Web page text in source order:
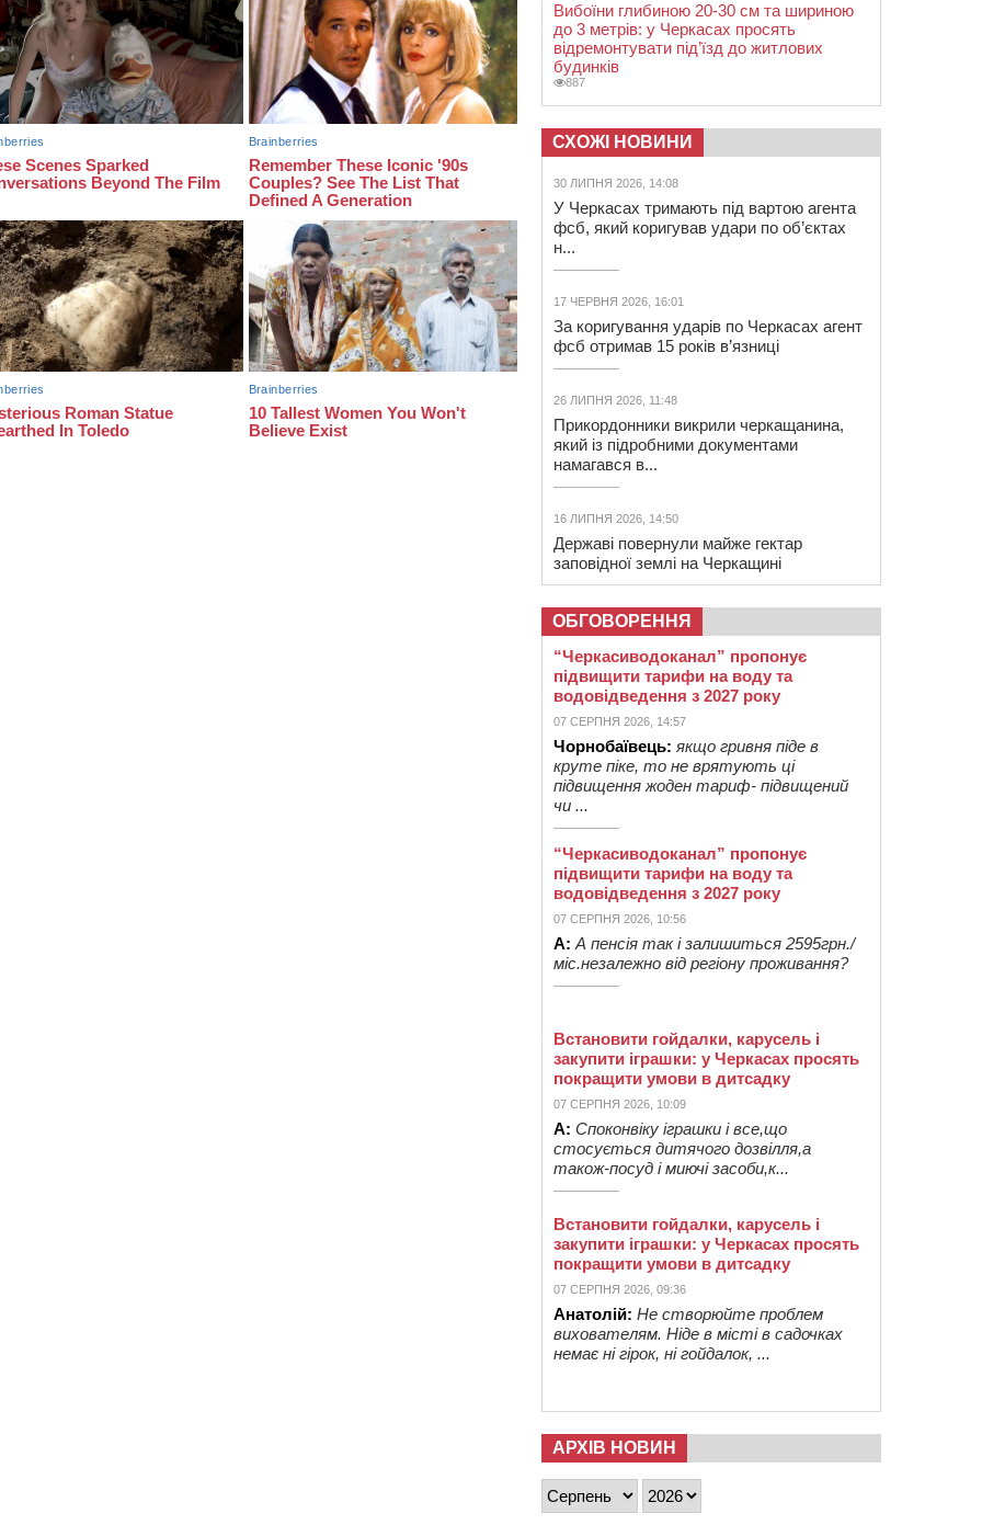
Вибоїни глибиною 20-30 см та шириною
до 3 метрів: у Черкасах просять
відремонтувати під’їзд до житлових
будинків
887
СХОЖІ НОВИНИ
30 ЛИПНЯ 2026, 14:08
У Черкасах тримають під вартою агента
фсб, який коригував удари по об’єктах
н...
17 ЧЕРВНЯ 2026, 16:01
За коригування ударів по Черкасах агент
фсб отримав 15 років в’язниці
26 ЛИПНЯ 2026, 11:48
Прикордонники викрили черкащанина,
який із підробними документами
намагався в...
16 ЛИПНЯ 2026, 14:50
Державі повернули майже гектар
заповідної землі на Черкащині
ОБГОВОРЕННЯ
“Черкасиводоканал” пропонує
підвищити тарифи на воду та
водовідведення з 2027 року
07 СЕРПНЯ 2026, 14:57
Чорнобаївець: якщо гривня піде в
круте піке, то не врятують ці
підвищення жоден тариф- підвищений
чи ...
“Черкасиводоканал” пропонує
підвищити тарифи на воду та
водовідведення з 2027 року
07 СЕРПНЯ 2026, 10:56
А: А пенсія так і залишиться 2595грн./
міс.незалежно від регіону проживання?
Встановити гойдалки, карусель і
закупити іграшки: у Черкасах просять
покращити умови в дитсадку
07 СЕРПНЯ 2026, 10:09
А: Споконвіку іграшки і все,що
стосується дитячого дозвілля,а
також-посуд і миючі засоби,к...
Встановити гойдалки, карусель і
закупити іграшки: у Черкасах просять
покращити умови в дитсадку
07 СЕРПНЯ 2026, 09:36
Анатолій: Не створюйте проблем
вихователям. Ніде в місті в садочках
немає ні гірок, ні гойдалок, ...
АРХІВ НОВИН